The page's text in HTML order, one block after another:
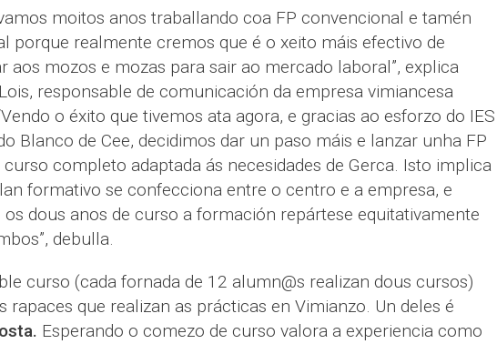
moitos anos traballando coa FP convencional e tamén
porque realmente cremos que é o xeito máis efectivo de
aos mozos e mozas para sair ao mercado laboral”, explica
responsable de comunicación da empresa vimiancesa
o éxito que tivemos ata agora, e gracias ao esforzo do IES
Blanco de Cee, decidimos dar un paso máis e lanzar unha FP
curso completo adaptada ás necesidades de Gerca. Isto implica
formativo se confecciona entre o centro e a empresa, e
os dous anos de curso a formación repártese equitativamente
debulla.
curso (cada fornada de 12 alumn@s realizan dous cursos)
rapaces que realizan as prácticas en Vimianzo. Un deles é
Esperando o comezo de curso valora a experiencia como